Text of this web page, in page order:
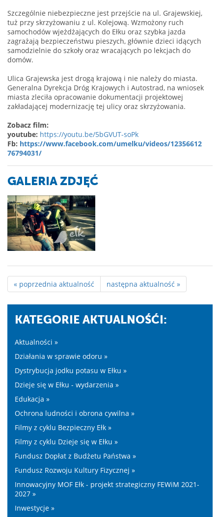
Szczególnie niebezpieczne jest przejście na ul. Grajewskiej,
tuż przy skrzyżowaniu z ul. Kolejową. Wzmożony ruch
samochodów wjeżdżających do Ełku oraz szybka jazda
zagrażają bezpieczeństwu pieszych, głównie dzieci idących
samodzielnie do szkoły oraz wracających po lekcjach do
domów.
Ulica Grajewska jest drogą krajową i nie należy do miasta.
Generalna Dyrekcja Dróg Krajowych i Autostrad, na wniosek
miasta zleciła opracowanie dokumentacji projektowej
zakładającej modernizację tej ulicy oraz skrzyżowania.
Zobacz film:
youtube: https://youtu.be/5bGVUT-soPk
Fb: https://www.facebook.com/umelku/videos/12356612
76794031/
GALERIA ZDJĘĆ
« poprzednia aktualność następna aktualność »
KATEGORIE AKTUALNOŚĆI:
Aktualności »
Działania w sprawie odoru »
Dystrybucja jodku potasu w Ełku »
Dzieje się w Ełku - wydarzenia »
Edukacja »
Ochrona ludności i obrona cywilna »
Filmy z cyklu Bezpieczny Ełk »
Filmy z cyklu Dzieje się w Ełku »
Fundusz Dopłat z Budżetu Państwa »
Fundusz Rozwoju Kultury Fizycznej »
Innowacyjny MOF Ełk - projekt strategiczny FEWiM 2021-
2027 »
Inwestycje »